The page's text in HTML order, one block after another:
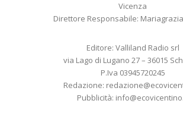
Vicenza
Direttore Responsabile:
Editore: Valliland Radio srl
via Lago di Lugano 27 – 36015
P.Iva 03945720245
Redazione:
Pubblicità: